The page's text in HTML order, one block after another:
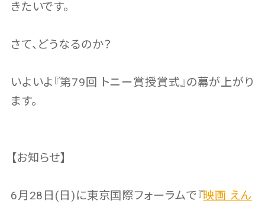
きたいです。
さて、どうなるのか？
いよいよ『第79回 トニー賞授賞式』の幕が上がり
ます。
【お知らせ】
6月28日(日)に東京国際フォーラムで『映画 えん